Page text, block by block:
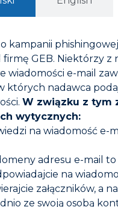
ciepłej,
mazut,…)
ziemny…)
kampanii
firmę GEB. Niektórzy
wiadomości e-mail
których nadawca
W związku z tym
wytycznych:
na wiadomość e-
adresu e-mail
na
załączników, a
ze swoją osobą